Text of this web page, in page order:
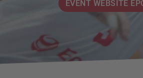
EVENT WEBSITE